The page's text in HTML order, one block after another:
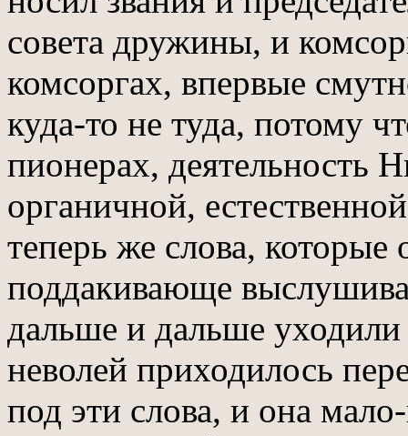
совета дружины, и
комсоргах, впервые
куда-то не туда, потому
пионерах, деятельность
органичной,
теперь же слова,
поддакивающе
дальше и дальше уходили
неволей приходилось
под эти слова, и она